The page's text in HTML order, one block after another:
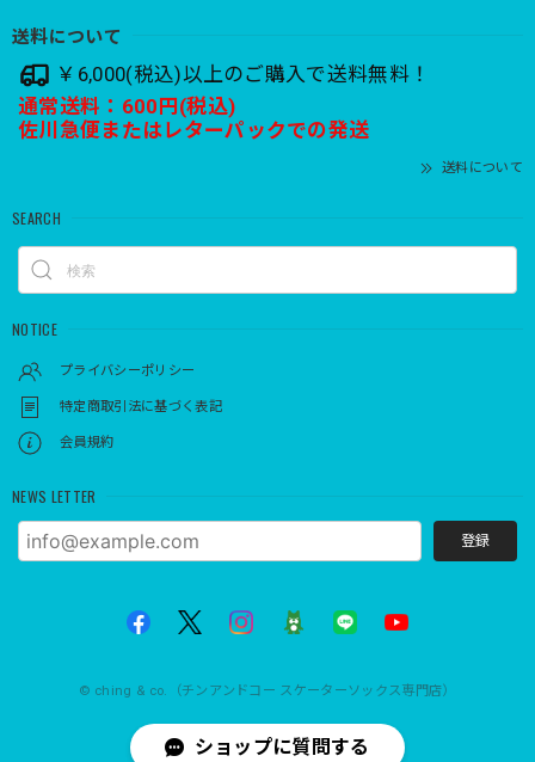
送料について
￥6,000(税込)以上のご購入で送料無料！
通常送料：600円(税込)
佐川急便またはレターパックでの発送
送料について
SEARCH
NOTICE
プライバシーポリシー
特定商取引法に基づく表記
会員規約
NEWS LETTER
登録
© ching & co.（チンアンドコー スケーターソックス専門店）
ショップに質問する